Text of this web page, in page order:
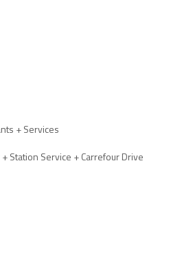
+ Services
Station Service + Carrefour Drive